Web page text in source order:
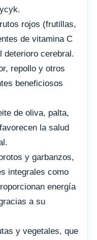
rojos (frutillas,
de vitamina C
deterioro cerebral.
repollo y otros
beneficiosos
de oliva, palta,
la salud
y garbanzos,
integrales como
energía
a su
y vegetales, que